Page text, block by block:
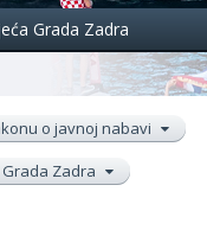
Grada Zadra
o javnoj nabavi
Zadra